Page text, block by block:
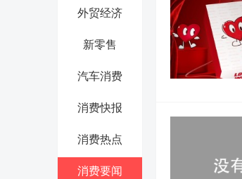
外贸经济
新零售
汽车消费
消费快报
消费热点
消费要闻